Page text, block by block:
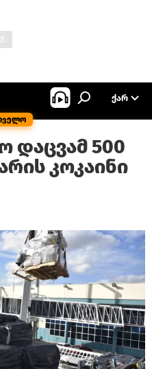
ᲥᲐᲠ
დაცვამ 500
კოკაინი